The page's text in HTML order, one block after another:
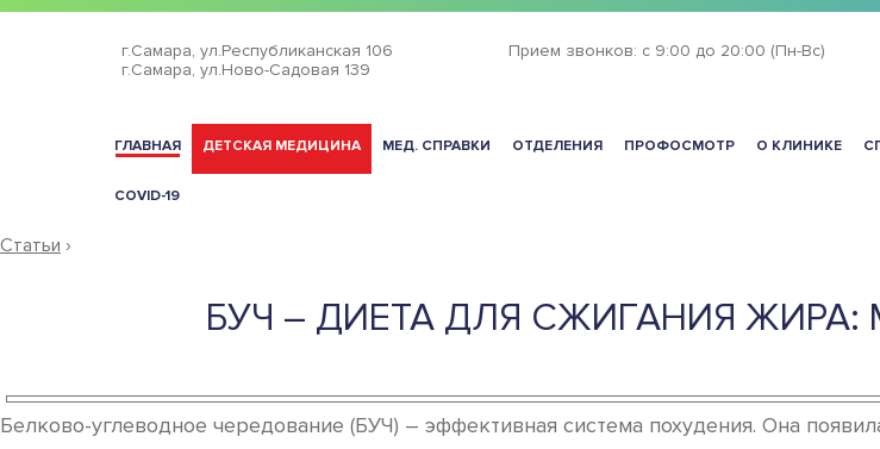
г.Самара, ул.Республиканская 106
г.Самара, ул.Ново-Садовая 139
Прием звонков: с 9:00 до 20:00 (Пн-Вс)
ГЛАВНАЯ ДЕТСКАЯ МЕДИЦИНА МЕД. СПРАВКИ ОТДЕЛЕНИЯ ПРОФОСМОТР О КЛИНИКЕ
COVID-19
Статьи ›
БУЧ – ДИЕТА ДЛЯ СЖИГАНИЯ
Белково-углеводное чередование (БУЧ) – эффективная система похудения. Она